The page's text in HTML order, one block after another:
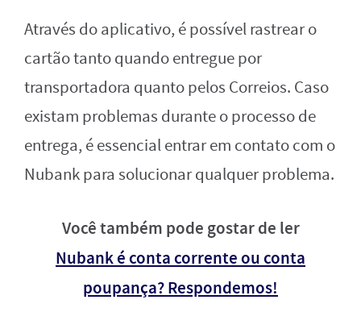
Através do aplicativo, é possível rastrear o
cartão tanto quando entregue por
transportadora quanto pelos Correios. Caso
existam problemas durante o processo de
entrega, é essencial entrar em contato com o
Nubank para solucionar qualquer problema.
Você também pode gostar de ler
Nubank é conta corrente ou conta
poupança? Respondemos!